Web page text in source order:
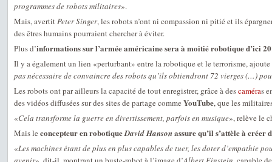
programmes de robots militaires».
Mais, avertitPeter Singer, les robots n’ont ni compassion ni pitié et ils
des êtres humains pourraient chercher à éviter.
Plus d’informations sur l’armée américaine sera à moitié robotique d’ici
Il y a également un lien «perturbant» entre la robotique et le terrorisme, ajoute
pas nécessaire de convaincre des robots qu’ils obtiendront 72 vierges (…)
Les robots ont par ailleurs la capacité de tout enregistrer, grâce à descaméras
des vidéos diffusées sur des sites de partage comme YouTube, que les
«Cela transforme la guerre en divertissement, parfois en musique», relève le
Mais le concepteur en robotiqueDavid Hansonassure qu’il s’attèle à créer
«Les machines étant de plus en plus capables de tuer, les doter d’empathie